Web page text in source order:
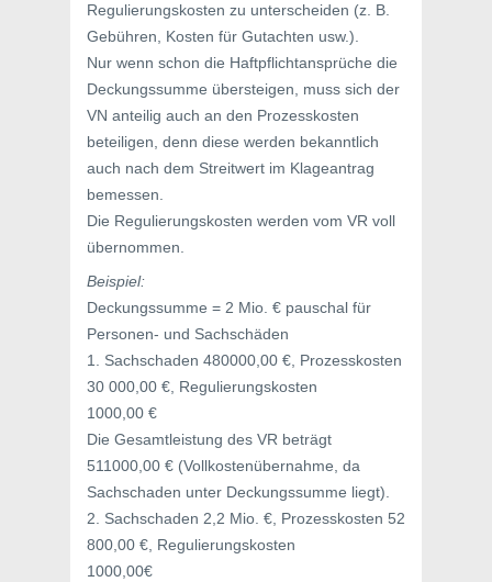
Regulierungskosten zu unterscheiden (z. B.
Gebühren, Kosten für Gutachten usw.).
Nur wenn schon die Haftpflichtansprüche die
Deckungssumme übersteigen, muss sich der
VN anteilig auch an den Prozesskosten
beteiligen, denn diese werden bekanntlich
auch nach dem Streitwert im Klageantrag
bemessen.
Die Regulierungskosten werden vom VR voll
übernommen.
Beispiel:
Deckungssumme = 2 Mio. € pauschal für
Personen- und Sachschäden
1. Sachschaden 480000,00 €, Prozesskosten
30 000,00 €, Regulierungskosten
1000,00 €
Die Gesamtleistung des VR beträgt
511000,00 € (Vollkostenübernahme, da
Sachschaden unter Deckungssumme liegt).
2. Sachschaden 2,2 Mio. €, Prozesskosten 52
800,00 €, Regulierungskosten
1000,00€